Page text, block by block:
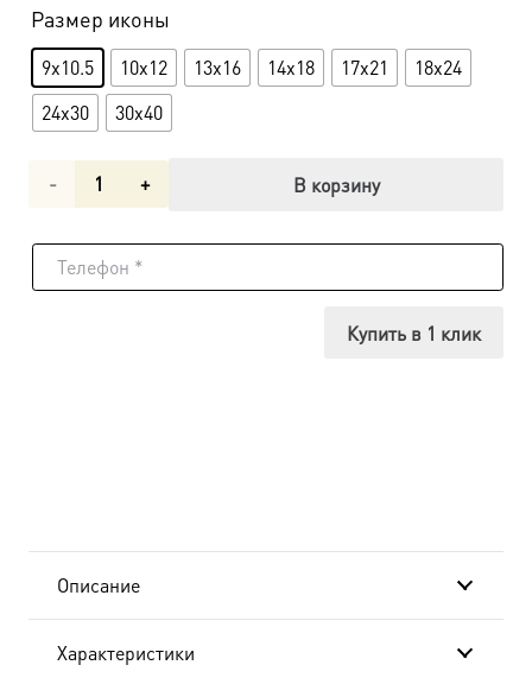
Размер иконы
9x10.5 10x12 13x16 14x18 17x21
18x24
24x30
30x40
Количество
Икона
В корзину
Купить в 1 клик
Описание
Характеристики